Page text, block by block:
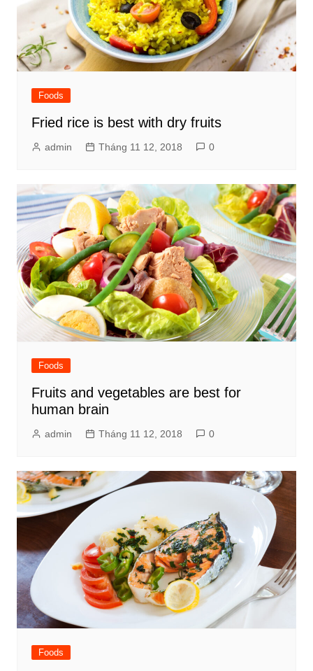
Foods
Fried rice is best with dry fruits
admin Tháng 11 12, 2018 0
Foods
Fruits and vegetables are best for
human brain
admin Tháng 11 12, 2018 0
Foods